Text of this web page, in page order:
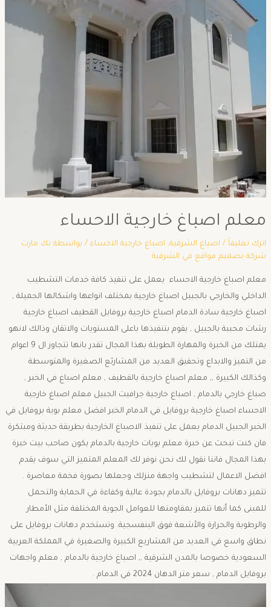
معلم اصباغ خارجية الاحساء
اترك تعليقاً / اصباغ الشرقية, اصباغ خارجية الاحساء/ بواسطة تك مارت
شركة تصميم مواقع في الشرقية
معلم اصباغ خارجية الاحساء يعمل على تنفيذ كافة خدمات التشطيب
الداخلي والخارجي بالجبيل اصباغ خارجية بمختلف انواعها واشكالها الجميلة ,
اصباغ خارجية سادة الدمام اصباغ خارجية بروفايل القطيف اصباغ خارجية
رشات محببة بالجبيل , يقوم بتنفيذها باعلى المستويات والاتقان وذالك لانهو
يمتلك من الخبرة والمهارة الطويلة بهذا المجال تقدر بانها تتجاوز ال 9 اعوام
من التميز والابداع وتحقيق العديد من المشارئع الصغيرة والمتوسطة
وكذالك الكبيرة ,, معلم اصباغ خارجية بالقطيف , معلم اصباغ في الخبر ,
صباغ خارجي بالدمام , اصباغ خارجية جرافيت الجبيل معلم اصباغ خارجية
الاحساء اصباغ خارجية بروفايل في الدمام الخبر افضل معلم بوية بروفايل في
الخبر الجبيل الدمام يعمل على تنفيذ الاصباغ الخارجية بطريقة حديثة ومبتكرة
فان كنت تبحث عن خبرة معلم بويات خارجية بالدمام يكون صاحب بيت خبرة
بهذا المجال فاننا نقول لك نحن نوفر لك المعلم المتميز التي سوف يقدم
افضل الاعمال لتشطيب واجهة منزلك وجعلها بصورة فخمة معاصرة .
تتميز دهانات بروفايل بالدمام بجودة عالية وكفاءة في الحماية والتحمل
للمبنى كما أنها تتميز بمقاومتها للعوامل الجوية المختلفة مثل الأمطار
والرطوبة والحرارة والأشعة فوق البنفسجية. وتستخدم دهانات بروفايل على
نطاق واسع في العديد من المشاريع الكبيرة والصغيرة في المملكة العربية
السعودية خصوصا بالمدن الشرقية ,, اصباغ خارجية بالدمام , معلم واجهات
بروفايل الدمام , سعر متر الدهان 2024 في الدمام .